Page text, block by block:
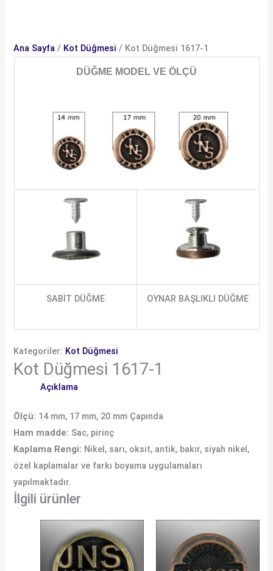
Ana Sayfa / Kot Düğmesi / Kot Düğmesi 1617-1
DÜĞME MODEL VE ÖLÇÜ
SABİT DÜĞME OYNAR BAŞLIKLI DÜĞME
Kategoriler: Kot Düğmesi
Kot Düğmesi 1617-1
Açıklama
Ölçü: 14 mm, 17 mm, 20 mm Çapında
Ham madde: Sac, pirinç
Kaplama Rengi: Nikel, sarı, oksit, antik, bakır, siyah nikel,
özel kaplamalar ve farkı boyama uygulamaları
yapılmaktadır.
İlgili ürünler